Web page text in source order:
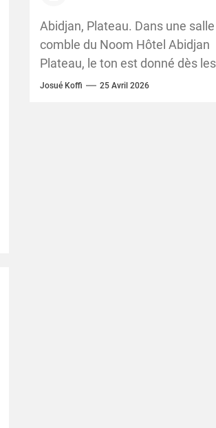
entreprises inclusives et
performantes
Abidjan, Plateau. Dans une salle
comble du Noom Hôtel Abidjan
Plateau, le ton est donné dès les
premières heures : en Côte
Josué Koffi 25 Avril 2026